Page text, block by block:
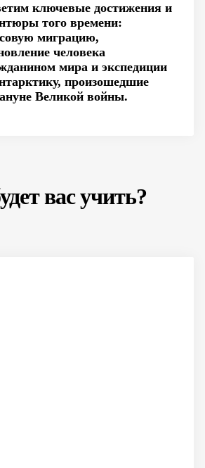
ключевые достижения и
того времени:
миграцию,
человека
мира и экспедиции
произошедшие
Великой войны.
вас учить?